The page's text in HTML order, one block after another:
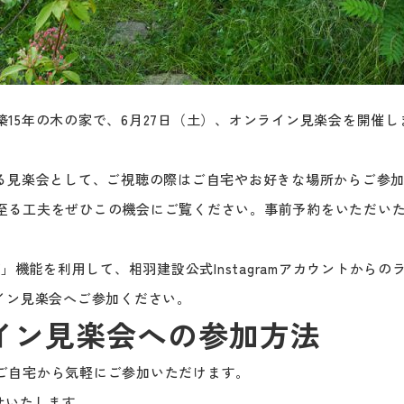
年の木の家で、6月27日（土）、オンライン見楽会を開催し
楽会として、ご視聴の際はご自宅やお好きな場所からご参
工夫をぜひこの機会にご覧ください。事前予約をいただい
機能を利用して、相羽建設公式Instagramアカウントからの
見楽会へご参加ください。
見楽会への参加方法
宅から気軽にご参加いただけます。